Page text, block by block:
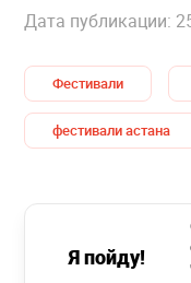
Дата публикации:
Фестивали
фестивали астана
Я пойду!